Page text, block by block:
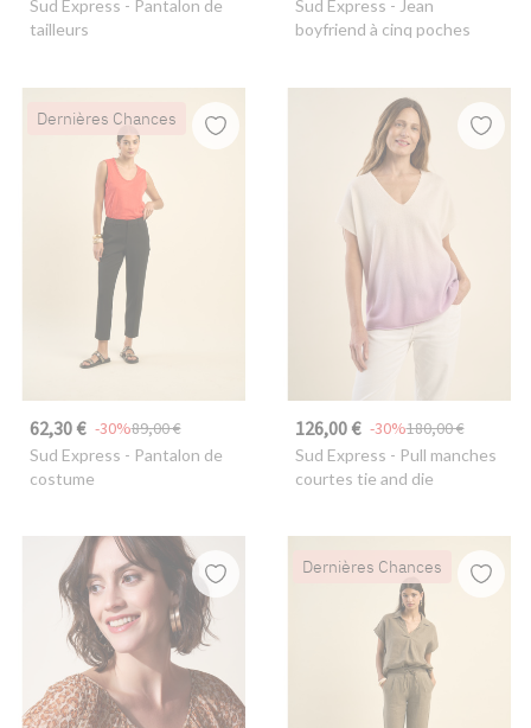
Sud Express - Pantalon de
tailleurs
Sud Express - Jean
boyfriend à cinq poches
Dernières Chances
62,30 € 89,00 €
-30%
Sud Express - Pantalon de
costume
126,00 € 180,00 €
-30%
Sud Express - Pull manches
courtes tie and die
Dernières Chances